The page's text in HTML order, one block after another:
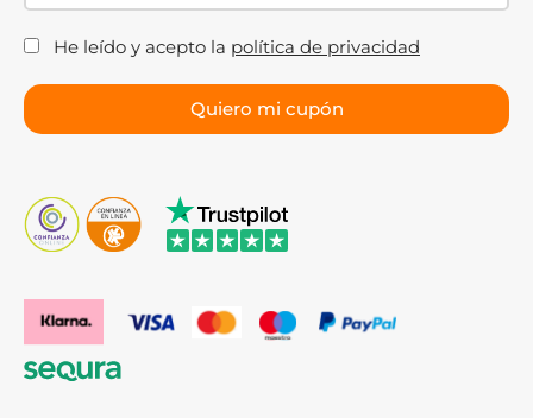
He leído y acepto la política de privacidad